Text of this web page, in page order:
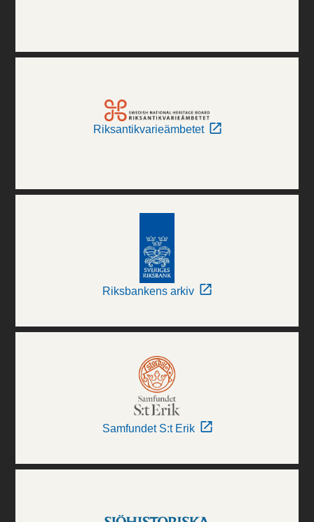
Riksantikvarieämbetet
Riksbankens arkiv
Samfundet S:t Erik